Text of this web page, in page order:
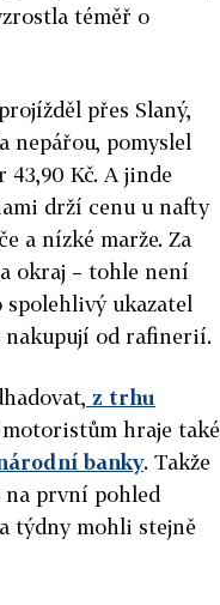
téměř o
přes Slaný,
nepářou, pomyslel
43,90 Kč. A jinde
drží cenu u nafty
a nízké marže. Za
okraj – tohle není
ukazatel
nakupují od rafinerií.
z trhu
hraje také
banky. Takže
na první pohled
týdny mohli stejně